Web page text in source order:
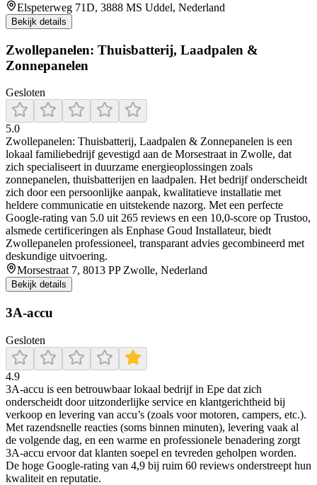
Elspeterweg 71D, 3888 MS Uddel, Nederland
Bekijk details
Zwollepanelen: Thuisbatterij, Laadpalen &
Zonnepanelen
Gesloten
5.0
Zwollepanelen: Thuisbatterij, Laadpalen & Zonnepanelen is een
lokaal familiebedrijf gevestigd aan de Morsestraat in Zwolle, dat
zich specialiseert in duurzame energieoplossingen zoals
zonnepanelen, thuisbatterijen en laadpalen. Het bedrijf onderscheidt
zich door een persoonlijke aanpak, kwalitatieve installatie met
heldere communicatie en uitstekende nazorg. Met een perfecte
Google-rating van 5.0 uit 265 reviews en een 10,0-score op Trustoo,
alsmede certificeringen als Enphase Goud Installateur, biedt
Zwollepanelen professioneel, transparant advies gecombineerd met
deskundige uitvoering.
Morsestraat 7, 8013 PP Zwolle, Nederland
Bekijk details
3A-accu
Gesloten
4.9
3A‑accu is een betrouwbaar lokaal bedrijf in Epe dat zich
onderscheidt door uitzonderlijke service en klantgerichtheid bij
verkoop en levering van accu’s (zoals voor motoren, campers, etc.).
Met razendsnelle reacties (soms binnen minuten), levering vaak al
de volgende dag, en een warme en professionele benadering zorgt
3A‑accu ervoor dat klanten soepel en tevreden geholpen worden.
De hoge Google‑rating van 4,9 bij ruim 60 reviews onderstreept hun
kwaliteit en reputatie.